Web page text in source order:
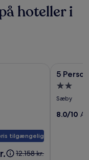
hoteller i
tilgængelig
Prisen
12.158 kr.
for
Person
Holiday
5
2.0
stjernet
Sæby
8.0/10